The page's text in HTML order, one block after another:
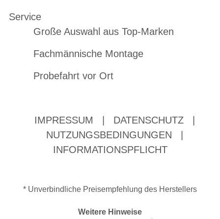
Service
Große Auswahl aus Top-Marken
Fachmännische Montage
Probefahrt vor Ort
IMPRESSUM DATENSCHUTZ
NUTZUNGSBEDINGUNGEN
INFORMATIONSPFLICHT
* Unverbindliche Preisempfehlung des Herstellers
Weitere Hinweise